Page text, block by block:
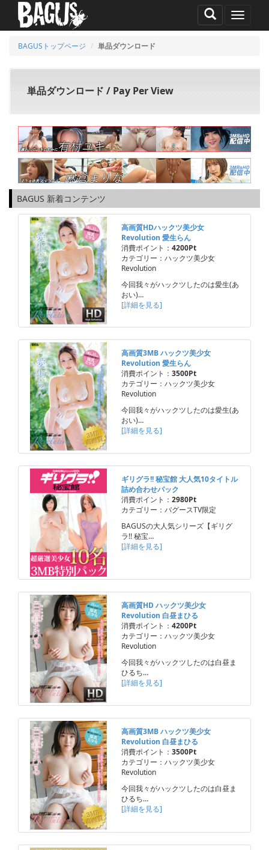
MENU
BAGUSトップページ 単品ダウンロード
単品ダウンロード / Pay Per View
BAGUS 新着コンテンツ
高画質HDハックツ美少女
Revolution 愛生らん
消費ポイント： 4200Pt
カテゴリー：ハックツ美少女
Revolution
今回我々がハックツしたのは愛生(あ
おい)…
[詳細を見る]
高画質3MB ハックツ美少女
Revolution 愛生らん
消費ポイント： 3500Pt
カテゴリー：ハックツ美少女
Revolution
今回我々がハックツしたのは愛生(あ
おい)…
[詳細を見る]
ギリグラ!! 秘宝館 大人気10タイトル
詰め合わせパック
消費ポイント： 2980Pt
カテゴリー：バグースTV限定
BAGUSの大人気シリーズ【ギリグ
ラ!! 秘宝…
[詳細を見る]
高画質HD ハックツ美少女
Revolution 白昼まひる
消費ポイント： 4200Pt
カテゴリー：ハックツ美少女
Revolution
今回我々がハックツしたのは白昼ま
ひるち…
[詳細を見る]
高画質3MB ハックツ美少女
Revolution 白昼まひる
消費ポイント： 3500Pt
カテゴリー：ハックツ美少女
Revolution
今回我々がハックツしたのは白昼ま
ひるち…
[詳細を見る]